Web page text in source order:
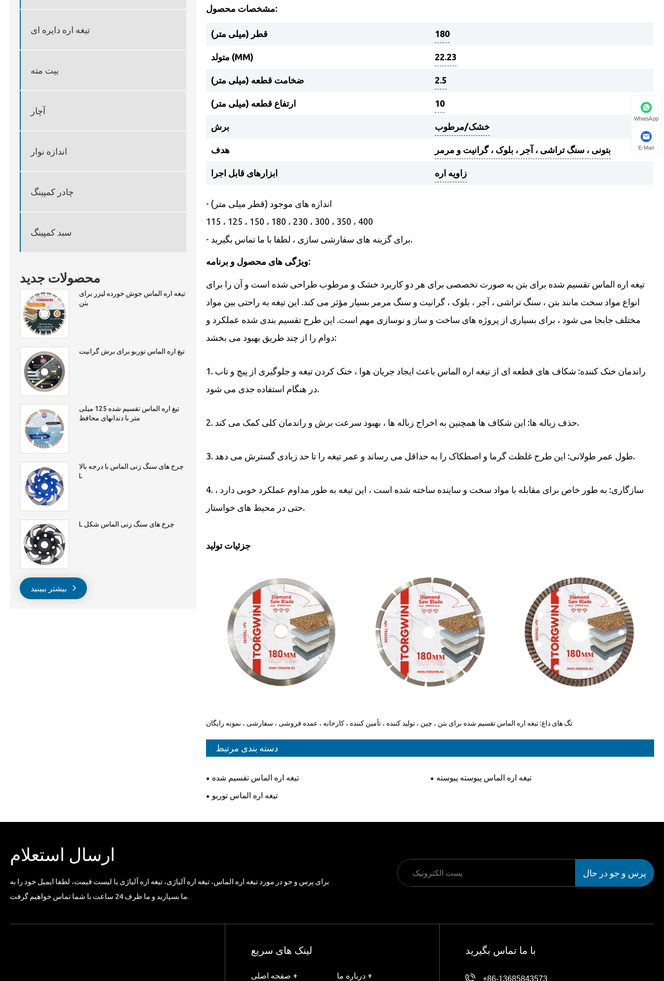
تیغه اره دایره ای
بیت مته
آچار
اندازه نوار
چادر کمپینگ
سبد کمپینگ
محصولات جدید
تیغه اره الماس جوش خورده لیزر برای
بتن
تیغ اره الماس توربو برای برش گرانیت
تیغ اره الماس تقسیم شده 125 میلی
متر با دندانهای محافظ
چرخ های سنگ زنی الماس با درجه بالا
L
L چرخ های سنگ زنی الماس شکل
مشخصات محصول:
قطر (میلی متر) 180
متولد (MM) 22.23
ضخامت قطعه (میلی متر) 2.5
ارتفاع قطعه (میلی متر) 10
برش خشک/مرطوب
هدف بتونی ، سنگ تراشی ، آجر ، بلوک ، گرانیت و مرمر
ابزارهای قابل اجرا زاویه اره
- اندازه های موجود (قطر میلی متر)
115 ، 125 ، 150 ، 180 ، 230 ، 300 ، 350 ، 400
- برای گزینه های سفارشی سازی ، لطفا با ما تماس بگیرید.
ویژگی های محصول و برنامه:
تیغه اره الماس تقسیم شده برای بتن به صورت تخصصی برای هر دو کاربرد خشک و مرطوب طراحی شده است و آن را برای
انواع مواد سخت مانند بتن ، سنگ تراشی ، آجر ، بلوک ، گرانیت و سنگ مرمر بسیار مؤثر می کند. این تیغه به راحتی بین مواد
مختلف جابجا می شود ، برای بسیاری از پروژه های ساخت و ساز و نوسازی مهم است. این طرح تقسیم بندی شده عملکرد و
دوام را از چند طریق بهبود می بخشد:
1. راندمان خنک کننده: شکاف های قطعه ای از تیغه اره الماس باعث ایجاد جریان هوا ، خنک کردن تیغه و جلوگیری از پیچ و تاب
در هنگام استفاده جدی می شود.
2. حذف زباله ها: این شکاف ها همچنین به اخراج زباله ها ، بهبود سرعت برش و راندمان کلی کمک می کند.
3. طول عمر طولانی: این طرح غلظت گرما و اصطکاک را به حداقل می رساند و عمر تیغه را تا حد زیادی گسترش می دهد.
4. سازگاری: به طور خاص برای مقابله با مواد سخت و ساینده ساخته شده است ، این تیغه به طور مداوم عملکرد خوبی دارد ،
حتی در محیط های خواستار.
جزئیات تولید
تگ های داغ: تیغه اره الماس تقسیم شده برای بتن ، چین ، تولید کننده ، تأمین کننده ، کارخانه ، عمده فروشی ، سفارشی ، نمونه رایگان
دسته بندی مرتبط
تیغه اره الماس تقسیم شده
تیغه اره الماس پیوسته پیوسته
تیغه اره الماس توربو
ارسال استعلام
برای پرس و جو در مورد تیغه اره الماس، تیغه اره آلیاژی، تیغه اره آلیاژی یا لیست قیمت، لطفا ایمیل خود را به
ما بسپارید و ما ظرف 24 ساعت با شما تماس خواهیم گرفت.
پرس و جو در حال
لینک های سریع
صفحه اصلی + درباره ما +
با ما تماس بگیرید
+86-13685843573
WhatsApp
E-Mail